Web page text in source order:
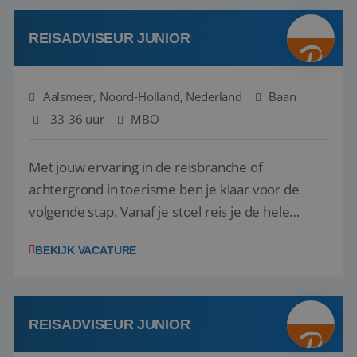
werken: of het nu gaat om vragen ...
REISADVISEUR JUNIOR
Aalsmeer, Noord-Holland, Nederland
Baan
33-36 uur
MBO
Met jouw ervaring in de reisbranche of
achtergrond in toerisme ben je klaar voor de
volgende stap. Vanaf je stoel reis je de hele
wensen van je team, je klant en wat er in de
klanten te overtuigen om die droomreis te
boeken! ...
BEKIJK VACATURE
REISADVISEUR JUNIOR